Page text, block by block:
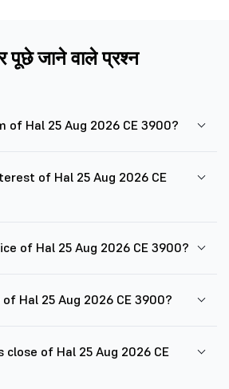
पूछे जाने वाले प्रश्न
of Hal 25 Aug 2026 CE 3900?
of Hal 25 Aug 2026 CE
of Hal 25 Aug 2026 CE 3900?
Hal 25 Aug 2026 CE 3900?
of Hal 25 Aug 2026 CE